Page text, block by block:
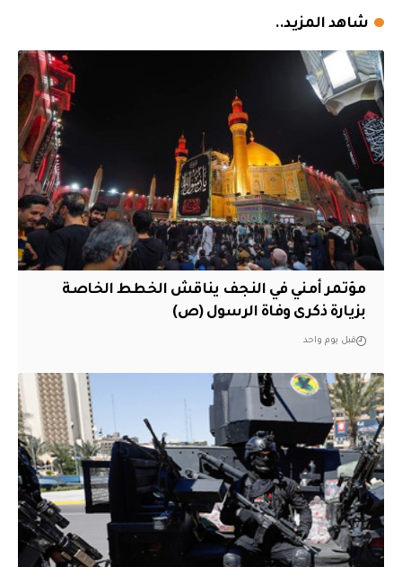
شاهد المزيد..
مؤتمر أمني في النجف يناقش الخطط الخاصة
بزيارة ذكرى وفاة الرسول (ص)
قبل يوم واحد